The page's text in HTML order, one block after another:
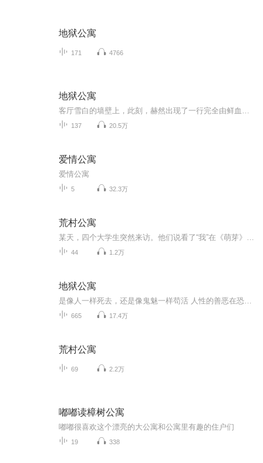
地狱公寓
171 4766
地狱公寓
137 20.5万
爱情公寓
爱情公寓
5 32.3万
荒村公寓
44 1.2万
地狱公寓
665 17.4万
荒村公寓
69 2.2万
嘟嘟读樟树公寓
嘟嘟很喜欢这个漂亮的大公寓和公寓里有趣的住户们
19 338